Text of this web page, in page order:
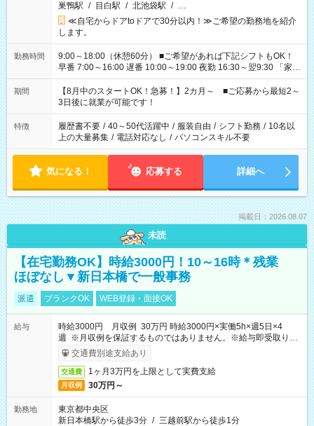
巣鴨駅 / 目白駅 / 北池袋駅 / …
≪自宅からドアtoドアで30分以内！≫ご希望の勤務地を紹介
します。
勤務時間
9:00～18:00（休憩60分） ■ご希望があれば下記シフトもOK！
早番 7:00～16:00 遅番 10:00～19:00 夜勤 16:30～翌9:30 「家族
と休みを合わせたい」 「余裕を持って夕飯の準備がしたい」
「できれば残業はしたくない」 など、ご希望を教えてください
ね。 ※Wワーク希望の方へ 今ご覧のお仕事で希望する勤務時間
と、もう1つのお仕事の勤務時間。 合計で週40時間を超える場
合は応募できません。
期間
【8月中のスタートOK！急募！】2カ月～ ■ご応募から最短2～
3日後に就業が可能です！
特徴 履歴書不要 / 40～50代活躍中 / 服装自由 / シフト勤務 / 10名以
上の大量募集 / 電話対応なし / パソコンスキル不要
気になる！ 応募する 詳細へ
掲載日：2026.08.07
未読
【在宅勤務OK】時給3000円！10～16時＊残業
ほぼなし▼新日本橋で一般事務
派遣 ブランクOK WEB登録・面接OK
給与
時給3000円 月収例 30万円 時給3000円×実働5h×週5日×4
週 ※月収例を保証するものではありません。※給与即受取りサ
ービス利用可（利用条件有）
交通費別途支給あり
交通費 1ヶ月3万円を上限として実費支給
月収例 30万円～
勤務地
東京都中央区
新日本橋駅から徒歩3分 / 三越前駅から徒歩1分